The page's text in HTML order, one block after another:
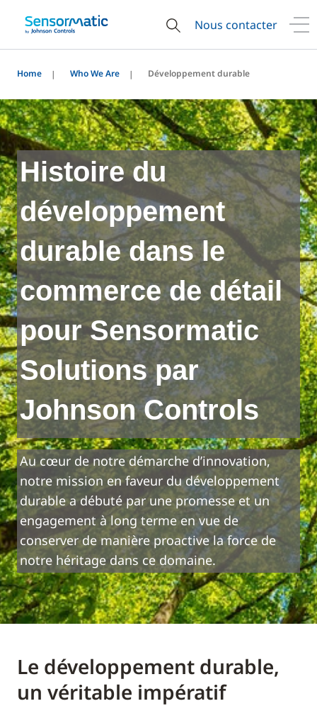
Nous contacter
Home Who We Are Développement durable
Histoire du
développement
durable dans le
commerce de détail
pour Sensormatic
Solutions par
Johnson Controls
Au cœur de notre démarche d’innovation,
notre mission en faveur du développement
durable a débuté par une promesse et un
engagement à long terme en vue de
conserver de manière proactive la force de
notre héritage dans ce domaine.
Le développement durable,
un véritable impératif